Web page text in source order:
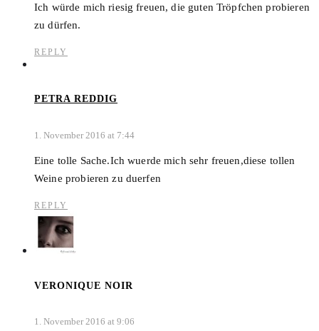
Ich würde mich riesig freuen, die guten Tröpfchen probieren
zu dürfen.
REPLY
PETRA REDDIG
1. November 2016 at 7:44
Eine tolle Sache.Ich wuerde mich sehr freuen,diese tollen
Weine probieren zu duerfen
REPLY
VERONIQUE NOIR
1. November 2016 at 9:06